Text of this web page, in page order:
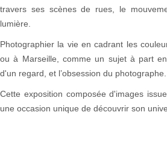
travers ses scènes de rues, le
lumière.
Photographier la vie en cadrant les
ou à Marseille, comme un sujet à part
d'un regard, et l’obsession du photographe.
Cette exposition composée d'images
une occasion unique de découvrir son